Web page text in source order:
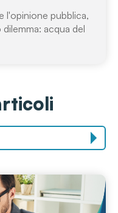
l'opinione pubblica,
acqua del